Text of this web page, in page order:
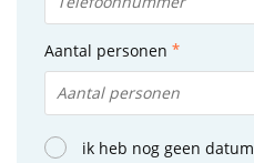
Aantal personen
ik heb nog geen datum